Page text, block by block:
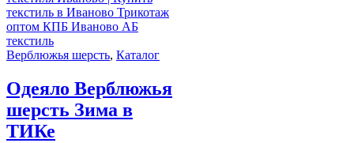
Верблюжья шерсть, Каталог
Одеяло Верблюжья
шерсть Зима в
ТИКе